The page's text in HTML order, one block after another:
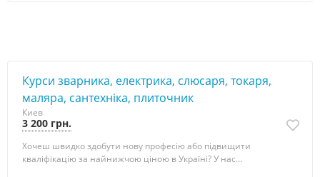
Курси зварника, електрика, слюсаря, токаря,
маляра, сантехніка, плиточник
Киев
3 200 грн.
Хочеш швидко здобути нову професію або підвищити
кваліфікацію за найнижчою ціною в Україні? У нас...